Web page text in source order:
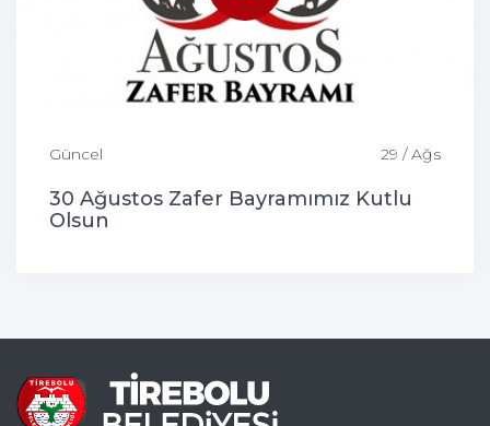
Güncel 29 / Ağs
30 Ağustos Zafer Bayramımız Kutlu
Olsun